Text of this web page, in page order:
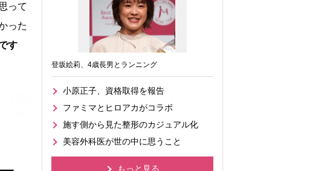
って
った
す
登坂絵莉、4歳長男とランニング
小原正子、資格取得を報告
ファミマとヒロアカがコラボ
施す側から見た整形のカジュアル化
美容外科医が世の中に思うこと
もっと見る